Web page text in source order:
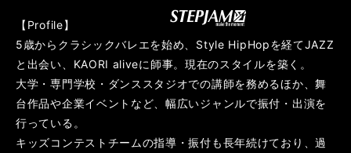
【Profile】
5歳からクラシックバレエを始め、Style HipHopを経てJAZZ
と出会い、KAORI aliveに師事。現在のスタイルを築く。
大学・専門学校・ダンススタジオでの講師を務めるほか、舞
台作品や企業イベントなど、幅広いジャンルで振付・出演を
行っている。
キッズコンテストチームの指導・振付も長年続けており、過